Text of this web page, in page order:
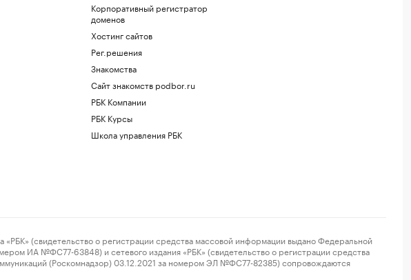
Корпоративный регистратор
доменов
Хостинг сайтов
Рег.решения
Знакомства
Сайт знакомств podbor.ru
РБК Компании
РБК Курсы
Школа управления РБК
(свидетельство о регистрации средства массовой информации выдано Федеральной
ИА №ФС77-63848) и сетевого издания «РБК» (свидетельство о регистрации средства
(Роскомнадзор) 03.12.2021 за номером ЭЛ №ФС77-82385) сопровождаются